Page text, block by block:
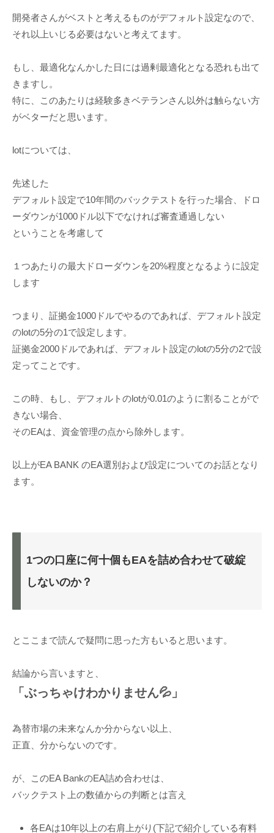
開発者さんがベストと考えるものがデフォルト設定なので、
それ以上いじる必要はないと考えてます。
もし、最適化なんかした日には過剰最適化となる恐れも出て
きますし。
特に、このあたりは経験多きベテランさん以外は触らない方
がベターだと思います。
lotについては、
先述した
デフォルト設定で10年間のバックテストを行った場合、ドロ
ーダウンが1000ドル以下でなければ審査通過しない
ということを考慮して
１つあたりの最大ドローダウンを20%程度となるように設定
します
つまり、証拠金1000ドルでやるのであれば、デフォルト設定
のlotの5分の1で設定します。
証拠金2000ドルであれば、デフォルト設定のlotの5分の2で設
定ってことです。
この時、もし、デフォルトのlotが0.01のように割ることがで
きない場合、
そのEAは、資金管理の点から除外します。
以上がEA BANK のEA選別および設定についてのお話となり
ます。
1つの口座に何十個もEAを詰め合わせて破綻
しないのか？
とここまで読んで疑問に思った方もいると思います。
結論から言いますと、
「ぶっちゃけわかりません💦」
為替市場の未来なんか分からない以上、
正直、分からないのです。
が、このEA BankのEA詰め合わせは、
バックテスト上の数値からの判断とは言え
各EAは10年以上の右肩上がり(下記で紹介している有料